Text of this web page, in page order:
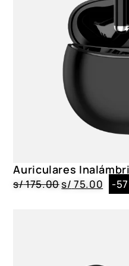
Auriculares
s/175.00s/ 75.00 -57